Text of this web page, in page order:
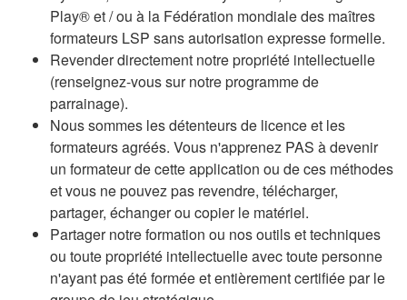
Play® et / ou à la Fédération mondiale des maîtres
formateurs LSP sans autorisation expresse formelle.
Revender directement notre propriété intellectuelle
(renseignez-vous sur notre programme de
parrainage).
Nous sommes les détenteurs de licence et les
formateurs agréés. Vous n'apprenez PAS à devenir
un formateur de cette application ou de ces méthodes
et vous ne pouvez pas revendre, télécharger,
partager, échanger ou copier le matériel.
Partager notre formation ou nos outils et techniques
ou toute propriété intellectuelle avec toute personne
n'ayant pas été formée et entièrement certifiée par le